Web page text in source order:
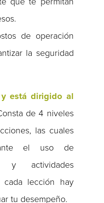
de operación
la seguridad
está dirigido al
de 4 niveles
las cuales
el uso de
y actividades
lección hay
tu desempeño.